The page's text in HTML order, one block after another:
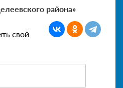
района»
свой